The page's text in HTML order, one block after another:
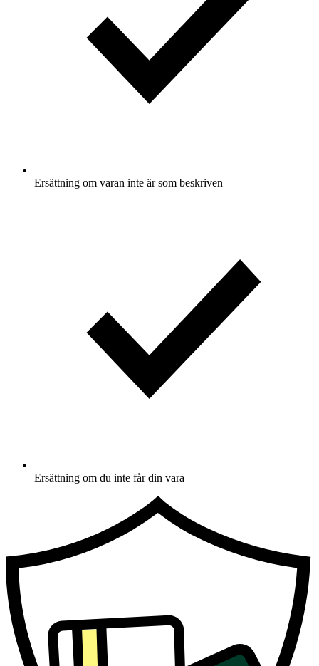
Ersättning om varan inte är som beskriven
Ersättning om du inte får din vara